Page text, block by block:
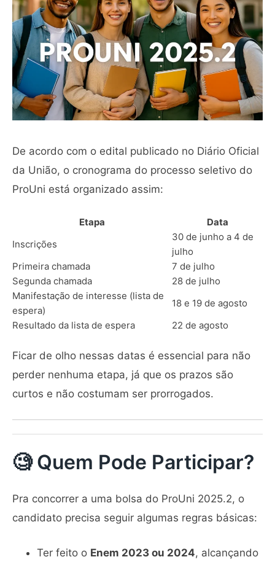
De acordo com o edital publicado no Diário Oficial
da União, o cronograma do processo seletivo do
ProUni está organizado assim:
Etapa
Data
Inscrições
30 de junho a 4 de
julho
Primeira chamada
7 de julho
Segunda chamada
28 de julho
Manifestação de interesse (lista de
espera)
18 e 19 de agosto
Resultado da lista de espera
22 de agosto
Ficar de olho nessas datas é essencial para não
perder nenhuma etapa, já que os prazos são
curtos e não costumam ser prorrogados.
🧐 Quem Pode Participar?
Pra concorrer a uma bolsa do ProUni 2025.2, o
candidato precisa seguir algumas regras básicas:
Ter feito o Enem 2023 ou 2024, alcançando